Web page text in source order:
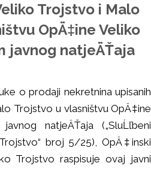
Trojstvo i Malo
OpÄ‡ine Veliko
javnog natjeÄŤaja
o prodaji nekretnina upisanih
Trojstvo u vlasništvu OpÄ‡ine
natjeÄŤaja („SluĹľbeni
broj 5/25), OpÄ‡inski
Trojstvo raspisuje ovaj javni